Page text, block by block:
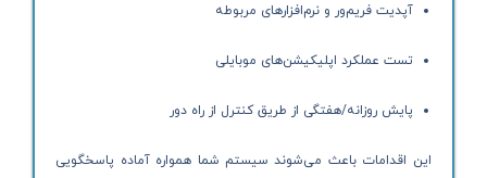
آپدیت فریم‌ور و نرم‌افزارهای مربوطه
تست عملکرد اپلیکیشن‌های موبایلی
پایش روزانه/هفتگی از طریق کنترل از راه دور
این اقدامات باعث می‌شوند سیستم شما همواره آماده پاسخگویی